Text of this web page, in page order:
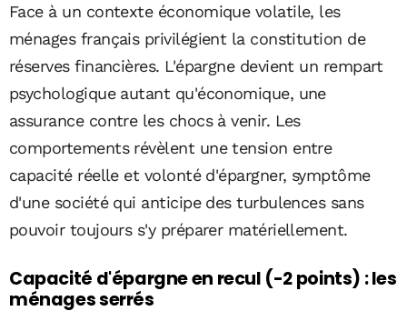
Face à un contexte économique volatile, les
ménages français privilégient la constitution de
réserves financières. L'épargne devient un rempart
psychologique autant qu'économique, une
assurance contre les chocs à venir. Les
comportements révèlent une tension entre
capacité réelle et volonté d'épargner, symptôme
d'une société qui anticipe des turbulences sans
pouvoir toujours s'y préparer matériellement.
Capacité d'épargne en recul (-2 points) : les
ménages serrés